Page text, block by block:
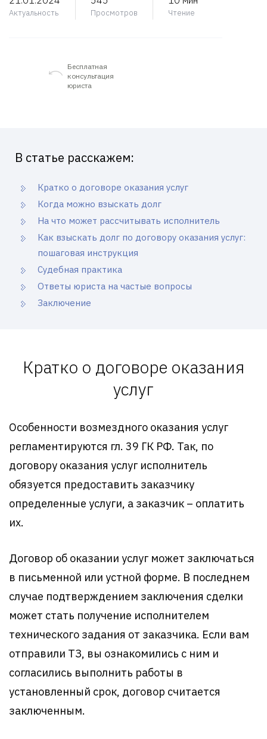
Актуальность Просмотров Чтение
Бесплатная
консультация
юриста
В статье расскажем:
Кратко о договоре оказания услуг
Когда можно взыскать долг
На что может рассчитывать исполнитель
Как взыскать долг по договору оказания услуг:
пошаговая инструкция
Судебная практика
Ответы юриста на частые вопросы
Заключение
Кратко о договоре оказания
услуг
Особенности возмездного оказания услуг
регламентируются гл. 39 ГК РФ. Так, по
договору оказания услуг исполнитель
обязуется предоставить заказчику
определенные услуги, а заказчик – оплатить
их.
Договор об оказании услуг может заключаться
в письменной или устной форме. В последнем
случае подтверждением заключения сделки
может стать получение исполнителем
технического задания от заказчика. Если вам
отправили ТЗ, вы ознакомились с ним и
согласились выполнить работы в
установленный срок, договор считается
заключенным.